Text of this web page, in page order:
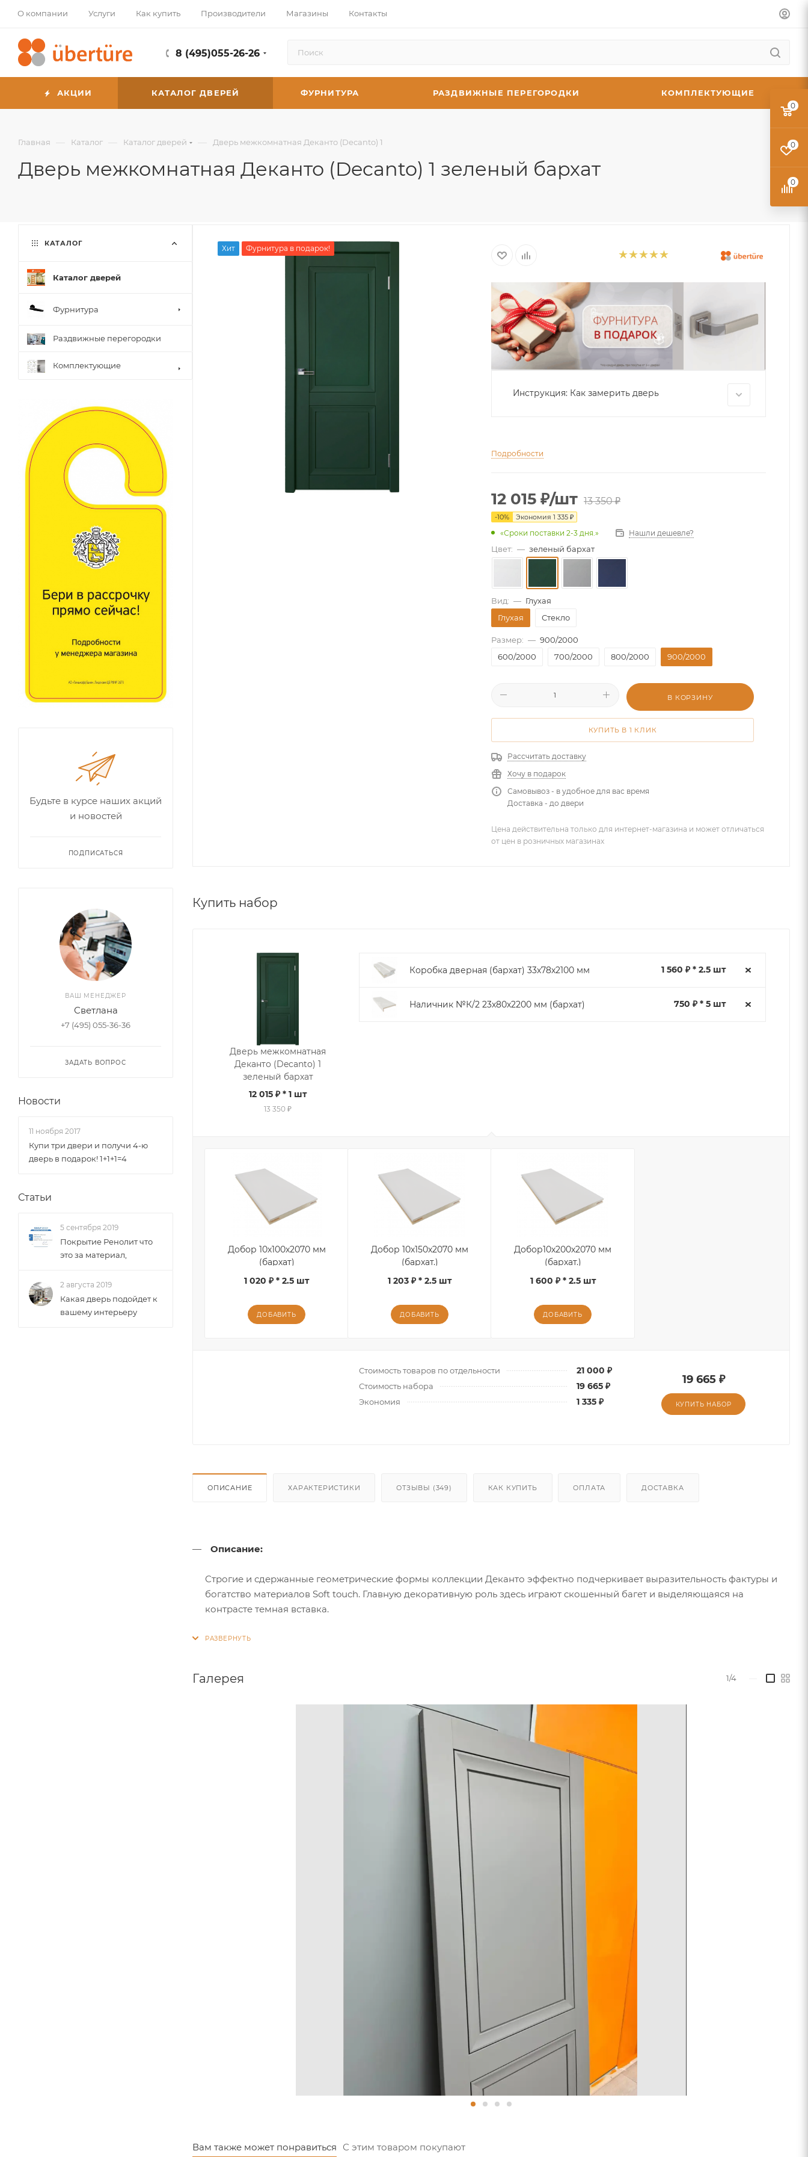
О компании Услуги Как купить Производители Магазины Контакты
8 (495)055-26-26
АКЦИИ КАТАЛОГ ДВЕРЕЙ ФУРНИТУРА РАЗДВИЖНЫЕ ПЕРЕГОРОДКИ КОМПЛЕКТУЮЩИЕ
Главная — Каталог — Каталог дверей — Дверь межкомнатная Деканто (Decanto) 1
Дверь межкомнатная Деканто (Decanto) 1 зеленый бархат
Хит Фурнитура в подарок!
Инструкция: Как замерить дверь
Подробности
12 015 ₽/шт 13 350₽
-10% Экономия 1 335 ₽
«Сроки поставки 2-3 дня.» Нашли дешевле?
Цвет: — зеленый бархат
Вид: — Глухая
Глухая
Стекло
Размер: — 900/2000
600/2000
700/2000 800/2000 900/2000
В КОРЗИНУ
КУПИТЬ В 1 КЛИК
Рассчитать доставку
Хочу в подарок
Самовывоз - в удобное для вас время
Доставка - до двери
Цена действительна только для интернет-магазина и может отличаться
от цен в розничных магазинах
Купить набор
Дверь межкомнатная
Деканто (Decanto) 1
зеленый бархат
12 015 ₽ * 1 шт
13 350 ₽
Коробка дверная (бархат) 33х78х2100 мм 1 560 ₽ * 2.5 шт
Наличник №К/2 23х80х2200 мм (бархат) 750 ₽ * 5 шт
Добор 10х100х2070 мм
(бархат)
1 020 ₽ * 2.5 шт
ДОБАВИТЬ
Добор 10х150х2070 мм
(бархат.)
1 203 ₽ * 2.5 шт
ДОБАВИТЬ
Добор10х200х2070 мм
(бархат.)
1 600 ₽ * 2.5 шт
ДОБАВИТЬ
Стоимость товаров по отдельности 21 000 ₽
Стоимость набора 19 665 ₽
Экономия 1 335 ₽
19 665 ₽
КУПИТЬ НАБОР
ОПИСАНИЕ ХАРАКТЕРИСТИКИ ОТЗЫВЫ (349) КАК КУПИТЬ ОПЛАТА ДОСТАВКА
Описание:
Строгие и сдержанные геометрические формы коллекции Деканто эффектно подчеркивает выразительность фактуры и
богатство материалов Soft touch. Главную декоративную роль здесь играют скошенный багет и выделяющаяся на
контрасте темная вставка.
Коллекция Деканто является современным переосмыслением неоклассического стиля. Футуристическое решение для
Внутренним наполнением полотна служат филенки (покрытое декором кашированное полотно) и декоративные матовые
Soft TouchЭкостайл, экологически чистый материал, который не подвергается выцветанию, износостойкое в
обычной эксплуатации (трудно поцарапать!!!), за дверями в покрытии Экостайл легко ухаживать, пятна можно очистить
обычным мыльным раствором или легкими чистящими средствами.
кашированное полотно и/или декоративное стекло с наливным витражом
Важно! Сроки изготовления и стоимость дверного комплекта нестандартного размера могут существенно отличаться от
Для заказа дверей нестандартных размеров обратитесь к оператору салона.
Галерея 1/4
Вам также может понравиться С этим товаром покупают
КАТАЛОГ
Каталог дверей
Фурнитура
Раздвижные перегородки
Комплектующие
Будьте в курсе наших акций
и новостей
ПОДПИСАТЬСЯ
ВАШ МЕНЕДЖЕР
Светлана
+7 (495) 055-36-36
ЗАДАТЬ ВОПРОС
Новости
11 ноября 2017
Купи три двери и получи 4-ю
дверь в подарок! 1+1+1=4
Статьи
5 сентября 2019
Покрытие Ренолит что
это за материал,
2 августа 2019
Какая дверь подойдет к
вашему интерьеру
0
0
0